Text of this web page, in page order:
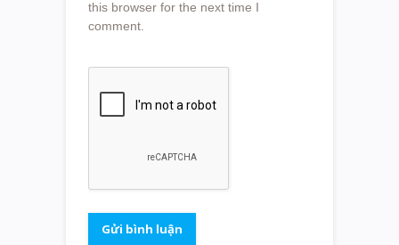
this browser for the next time I
comment.